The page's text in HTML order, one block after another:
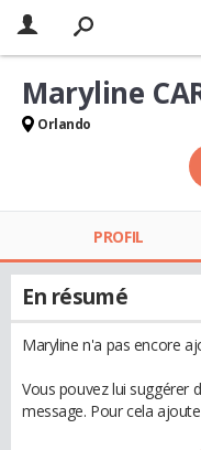
Maryline
Orlando
PROFIL
En résumé
Maryline n'a pas encore
Vous pouvez lui suggérer
message. Pour cela